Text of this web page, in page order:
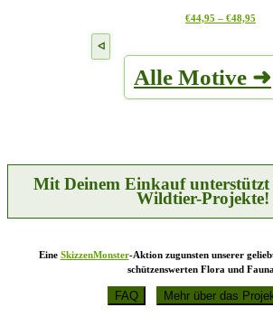
Optionen
gewählt
€44,95 – €48,95
auf.
Alle Motive ➜
Mit Deinem Einkauf unterstützt
Wildtier-Projekte!
Eine SkizzenMonster-Aktion zugunsten unserer
schützenswerten Flora und